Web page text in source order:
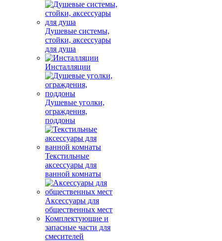
Душевые системы,
стойки, аксессуары
для душа
Инсталляции
Душевые уголки,
ограждения,
поддоны
Текстильные
аксессуары для
ванной комнаты
Аксессуары для
общественных мест
Комплектующие и
запасные части для
смесителей